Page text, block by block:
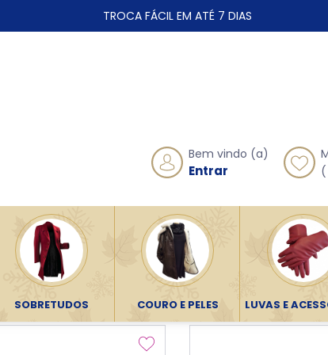
de Couro
TROCA FÁCIL EM ATÉ 7 DIAS
Bem vindo (a)
Entrar
(
SOBRETUDOS COURO E PELES LUVAS E